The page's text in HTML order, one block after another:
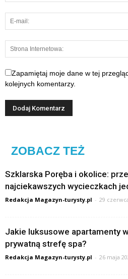
Zapamiętaj moje dane w tej
kolejnych komentarzy.
ZOBACZ TEŻ
Szklarska Poręba i okolice:
najciekawszych wycieczkach
Redakcja Magazyn-turysty.pl - 29
Jakie luksusowe apartamenty
prywatną strefę spa?
Redakcja Magazyn-turysty.pl - 26 maja